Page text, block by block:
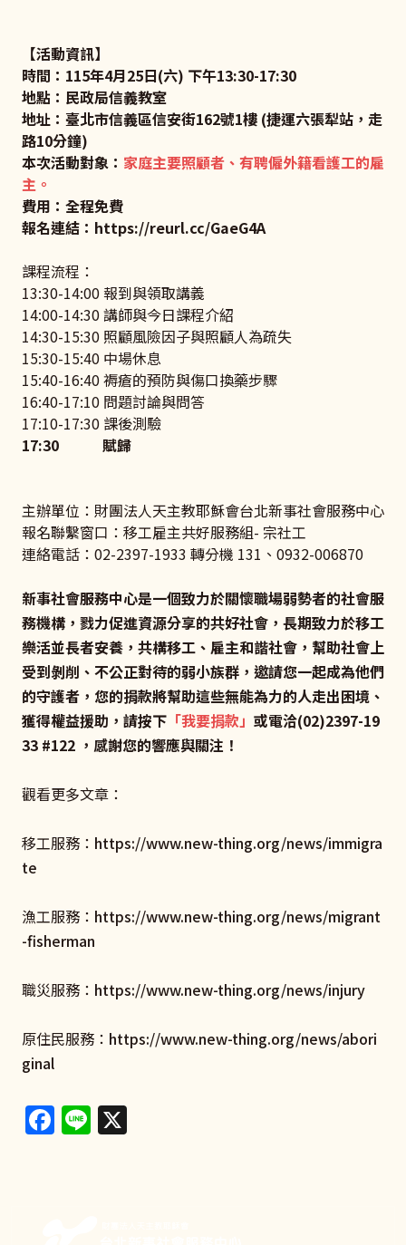
【活動資訊】
時間：115年4月25日(六) 下午13:30-17:30
地點：民政局信義教室
地址：臺北市信義區信安街162號1樓 (捷運六張犁站，走
路10分鐘)
本次活動對象： 家庭主要照顧者、有聘僱外籍看護工的雇
主。
費用：全程免費
報名連結： https://reurl.cc/GaeG4A
課程流程：
13:30-14:00 報到與領取講義
14:00-14:30 講師與今日課程介紹
14:30-15:30 照顧風險因子與照顧人為疏失
15:30-15:40 中場休息
15:40-16:40 褥瘡的預防與傷口換藥步驟
16:40-17:10 問題討論與問答
17:10-17:30 課後測驗
17:30 賦歸
主辦單位：財團法人天主教耶穌會台北新事社會服務中心
報名聯繫窗口：移工雇主共好服務組- 宗社工
連絡電話：02-2397-1933 轉分機 131、0932-006870
新事社會服務中心是一個致力於關懷職場弱勢者的社會服
務機構，戮力促進資源分享的共好社會，長期致力於移工
樂活並長者安養，共構移工、雇主和諧社會，幫助社會上
受到剝削、不公正對待的弱小族群，邀請您一起成為他們
的守護者，您的捐款將幫助這些無能為力的人走出困境、
獲得權益援助，請按下 「我要捐款」 或電洽(02)2397-19
33 #122 ，感謝您的響應與關注！
觀看更多文章：
移工服務： https://www.new-thing.org/news/immigra
te
漁工服務： https://www.new-thing.org/news/migrant
-fisherman
職災服務： https://www.new-thing.org/news/injury
原住民服務： https://www.new-thing.org/news/abori
ginal
Facebook
Line